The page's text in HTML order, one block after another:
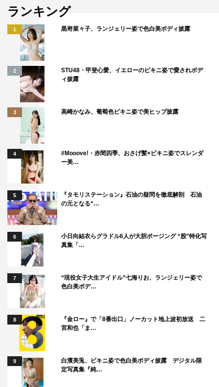
ランキング
1 黒嵜菜々子、ランジェリー姿で色白美ボディ披露
2
STU48・甲斐心愛、イエローのビキニ姿で愛されボデ
ィ披露
3 高崎かなみ、葡萄色ビキニ姿で美ヒップ披露
4
#Mooove!・赤間四季、おさげ髪×ビキニ姿でスレンダ
ー美…
5
『タモリステーション』石油の疑問を徹底解剖 石油
の元となる“…
6
小日向結衣らグラドル6人が大胆ポージング “股”特化写
真集「…
7
“現役女子大生アイドル”七海りお、ランジェリー姿で
色白美ボデ…
8
『金ロー』で「8番出口」ノーカット地上波初放送 二
宮和也「ま…
9
白濱美兎、ビキニ姿で色白美ボディ披露 デジタル限
定写真集『純…